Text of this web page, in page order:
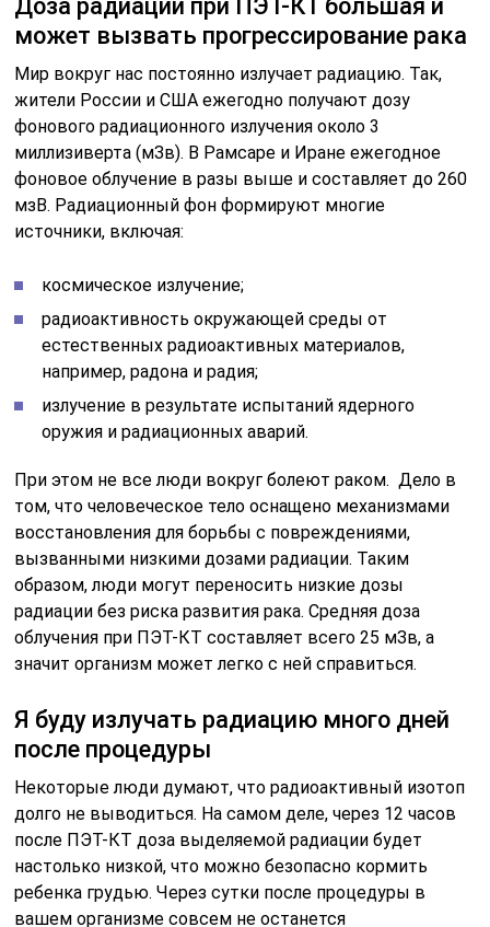
Доза радиации при ПЭТ-КТ большая и
может вызвать прогрессирование рака
Мир вокруг нас постоянно излучает радиацию. Так,
жители России и США ежегодно получают дозу
фонового радиационного излучения около 3
миллизиверта (мЗв). В Рамсаре и Иране ежегодное
фоновое облучение в разы выше и составляет до 260
мзВ. Радиационный фон формируют многие
источники, включая:
космическое излучение;
радиоактивность окружающей среды от
естественных радиоактивных материалов,
например, радона и радия;
излучение в результате испытаний ядерного
оружия и радиационных аварий.
При этом не все люди вокруг болеют раком. Дело в
том, что человеческое тело оснащено механизмами
восстановления для борьбы с повреждениями,
вызванными низкими дозами радиации. Таким
образом, люди могут переносить низкие дозы
радиации без риска развития рака. Средняя доза
облучения при ПЭТ-КТ составляет всего 25 мЗв, а
значит организм может легко с ней справиться.
Я буду излучать радиацию много дней
после процедуры
Некоторые люди думают, что радиоактивный изотоп
долго не выводиться. На самом деле, через 12 часов
после ПЭТ-КТ доза выделяемой радиации будет
настолько низкой, что можно безопасно кормить
ребенка грудью. Через сутки после процедуры в
вашем организме совсем не останется